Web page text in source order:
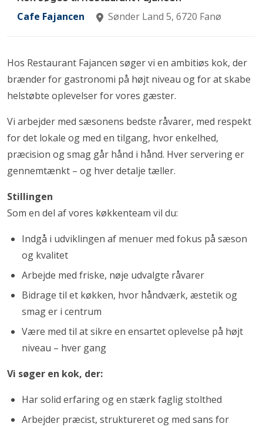
Cafe Fajancen Sønder Land 5, 6720 Fanø
Hos Restaurant Fajancen søger vi en ambitiøs kok, der
brænder for gastronomi på højt niveau og for at skabe
helstøbte oplevelser for vores gæster.
Vi arbejder med sæsonens bedste råvarer, med respekt
for det lokale og med en tilgang, hvor enkelhed,
præcision og smag går hånd i hånd. Hver servering er
gennemtænkt – og hver detalje tæller.
Stillingen
Som en del af vores køkkenteam vil du:
Indgå i udviklingen af menuer med fokus på sæson
og kvalitet
Arbejde med friske, nøje udvalgte råvarer
Bidrage til et køkken, hvor håndværk, æstetik og
smag er i centrum
Være med til at sikre en ensartet oplevelse på højt
niveau – hver gang
Vi søger en kok, der:
Har solid erfaring og en stærk faglig stolthed
Arbejder præcist, struktureret og med sans for